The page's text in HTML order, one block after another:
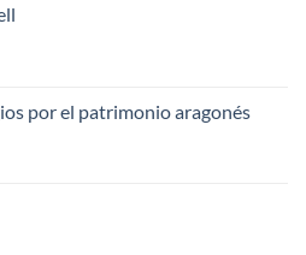
por el patrimonio aragonés